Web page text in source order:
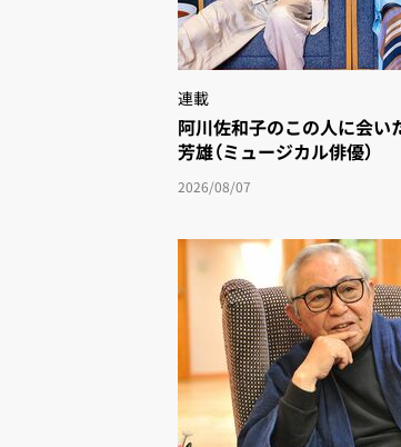
連載
阿川佐和子のこの人に会い
芳雄（ミュージカル俳優）
2026/08/07